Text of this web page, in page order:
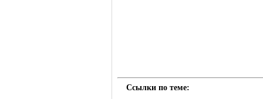
Ссылки по теме: